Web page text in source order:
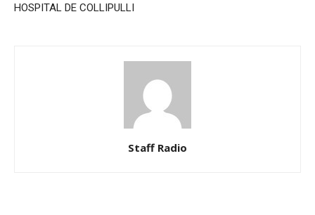
HOSPITAL DE COLLIPULLI
Staff Radio